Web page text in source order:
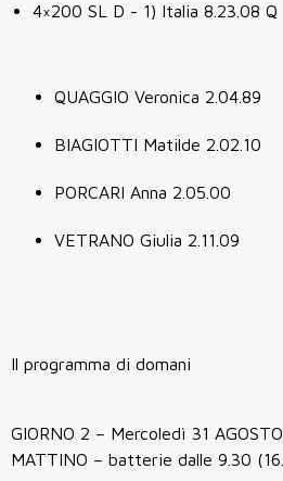
4×200 SL D - 1) Italia 8.23.08 Q
QUAGGIO Veronica 2.04.89
BIAGIOTTI Matilde 2.02.10
PORCARI Anna 2.05.00
VETRANO Giulia 2.11.09
Il programma di domani
GIORNO 2 – Mercoledì 31 AGOSTO
MATTINO – batterie dalle 9.30